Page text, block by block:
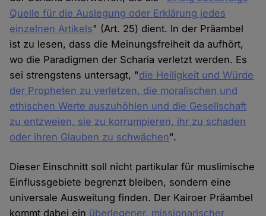
Quelle für die Auslegung oder Erklärung jedes
einzelnen Artikels" (Art. 25) dient. In der Präambel
ist zu lesen, dass die Meinungsfreiheit da aufhört,
wo die Paradigmen der Scharia verletzt werden. Es
sei strengstens untersagt, "die Heiligkeit und Würde
der Propheten zu verletzen, die moralischen und
ethischen Werte auszuhöhlen und die Gesellschaft
zu entzweien, sie zu korrumpieren, ihr zu schaden
oder ihren Glauben zu schwächen".
Dieser Einschnitt soll nicht partikular für muslimische
Einflussgebiete begrenzt bleiben, sondern eine
universale Ausweitung finden. Der Kairoer Präambel
kommt dabei ein überlegener, missionarischer